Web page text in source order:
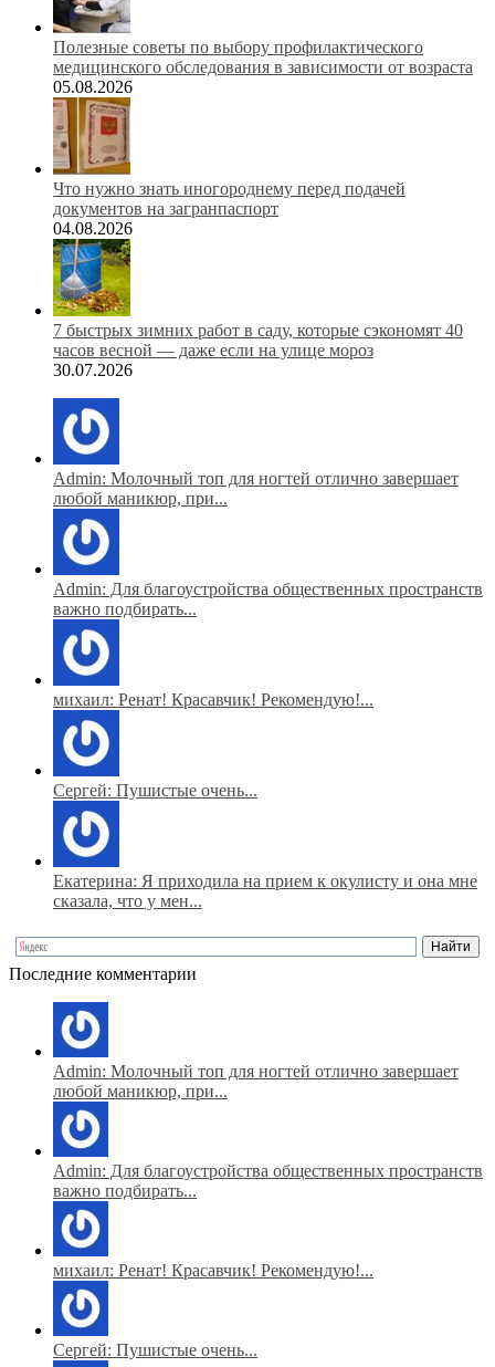
Полезные советы по выбору профилактического
медицинского обследования в зависимости от возраста
05.08.2026
Что нужно знать иногороднему перед подачей
документов на загранпаспорт
04.08.2026
7 быстрых зимних работ в саду, которые сэкономят 40
часов весной — даже если на улице мороз
30.07.2026
Admin: Молочный топ для ногтей отлично завершает
любой маникюр, при...
Admin: Для благоустройства общественных пространств
важно подбирать...
михаил: Ренат! Красавчик! Рекомендую!...
Сергей: Пушистые очень...
Екатерина: Я приходила на прием к окулисту и она мне
сказала, что у мен...
Последние комментарии
Admin: Молочный топ для ногтей отлично завершает
любой маникюр, при...
Admin: Для благоустройства общественных пространств
важно подбирать...
михаил: Ренат! Красавчик! Рекомендую!...
Сергей: Пушистые очень...